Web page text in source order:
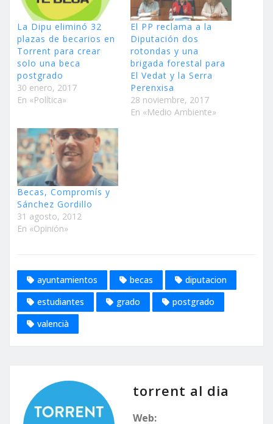
La Dipu eliminó 32
plazas de becarios en
Torrent para crear
solo una beca
postgrado
30 enero, 2017
En «Política»
El PP reclama a la
Diputación dos
rotondas y una
brigada forestal para
El Vedat y la Serra
Perenxisa
28 noviembre, 2017
En «Medio Ambiente»
Becas, Compromís y
Sánchez Gordillo
31 agosto, 2012
En «Opinión»
ayuntamientos becas
diputacion
estudiantes
grado
postgrado
valencià
torrent al dia
Web: